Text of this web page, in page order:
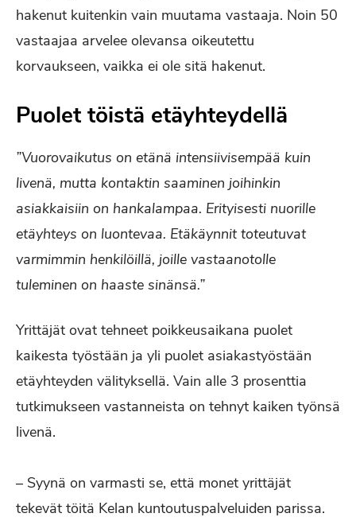
hakenut kuitenkin vain muutama vastaaja. Noin 50
vastaajaa arvelee olevansa oikeutettu
korvaukseen, vaikka ei ole sitä hakenut.
Puolet töistä etäyhteydellä
”Vuorovaikutus on etänä intensiivisempää kuin
livenä, mutta kontaktin saaminen joihinkin
asiakkaisiin on hankalampaa. Erityisesti nuorille
etäyhteys on luontevaa. Etäkäynnit toteutuvat
varmimmin henkilöillä, joille vastaanotolle
tuleminen on haaste sinänsä.”
Yrittäjät ovat tehneet poikkeusaikana puolet
kaikesta työstään ja yli puolet asiakastyöstään
etäyhteyden välityksellä. Vain alle 3 prosenttia
tutkimukseen vastanneista on tehnyt kaiken työnsä
livenä.
– Syynä on varmasti se, että monet yrittäjät
tekevät töitä Kelan kuntoutuspalveluiden parissa.